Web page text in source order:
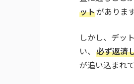
ットがあります
しかし、デッ
い、 必ず返済
が追い込まれ